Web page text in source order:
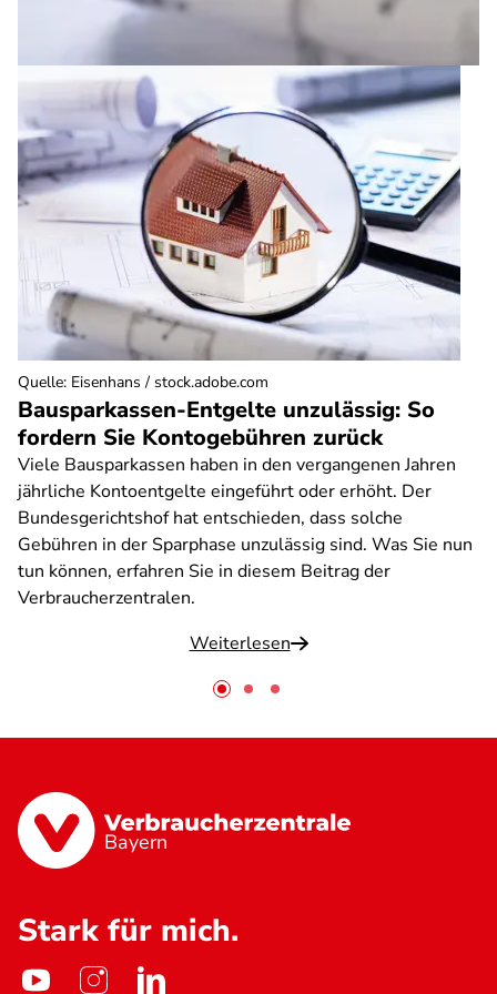
Bausparkassen-Entgelte unzulässig: So
fordern Sie Kontogebühren zurück
Viele Bausparkassen haben in den vergangenen Jahren
jährliche Kontoentgelte eingeführt oder erhöht. Der
Bundesgerichtshof hat entschieden, dass solche
Gebühren in der Sparphase unzulässig sind. Was Sie nun
tun können, erfahren Sie in diesem Beitrag der
Verbraucherzentralen.
Weiterlesen
Quelle: Eisenhans / stock.adobe.com
Bayern
Stark für mich.